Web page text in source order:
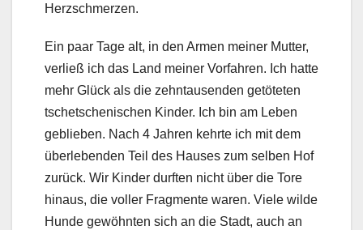
Herzschmerzen.
Ein paar Tage alt, in den Armen meiner Mutter,
verließ ich das Land meiner Vorfahren. Ich hatte
mehr Glück als die zehntausenden getöteten
tschetschenischen Kinder. Ich bin am Leben
geblieben. Nach 4 Jahren kehrte ich mit dem
überlebenden Teil des Hauses zum selben Hof
zurück. Wir Kinder durften nicht über die Tore
hinaus, die voller Fragmente waren. Viele wilde
Hunde gewöhnten sich an die Stadt, auch an